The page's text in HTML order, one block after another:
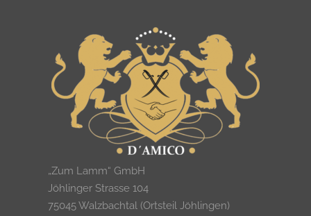
„Zum Lamm“ GmbH
Jöhlinger Strasse 104
75045 Walzbachtal (Ortsteil Jöhlingen)